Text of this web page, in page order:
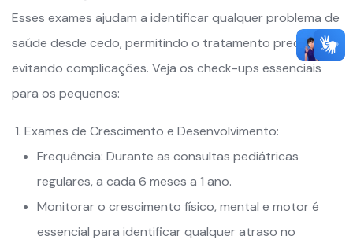
Esses exames ajudam a identificar qualquer problema de
saúde desde cedo, permitindo o tratamento precoce e
evitando complicações. Veja os check-ups essenciais
para os pequenos:
Exames de Crescimento e Desenvolvimento:
Frequência: Durante as consultas pediátricas
regulares, a cada 6 meses a 1 ano.
Monitorar o crescimento físico, mental e motor é
essencial para identificar qualquer atraso no